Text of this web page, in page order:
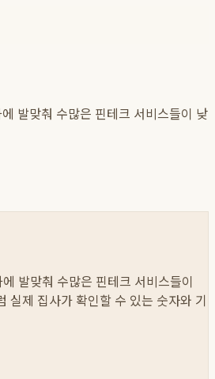
발맞춰 수많은 핀테크 서비스들이 낮
발맞춰 수많은 핀테크 서비스들이
제 집사가 확인할 수 있는 숫자와 기